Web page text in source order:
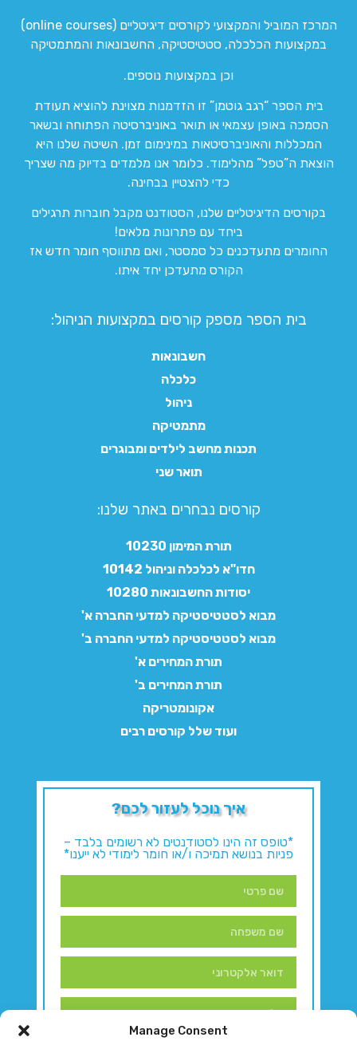
Manage Consent
המרכז המוביל והמקצועי לקורסים דיגיטליים (online courses)
במקצועות הכלכלה, סטטיסטיקה, החשבונאות והמתמטיקה
וכן במקצועות נוספים.
בית הספר “רגב גוטמן” זו הזדמנות מצוינת להוציא תעודת
הסמכה באופן עצמאי או תואר באוניברסיטה הפתוחה ובשאר
המכללות והאוניברסיטאות במינימום זמן. השיטה שלנו היא
הוצאת ה”טפל” מהלימוד. כלומר אנו מלמדים בדיוק מה שצריך
כדי להצטיין בבחינה.
בקורסים הדיגיטליים שלנו, הסטודנט מקבל חוברות תרגילים
ביחד עם פתרונות מלאים!
החומרים מתעדכנים כל סמסטר, ואם מתווסף חומר חדש אז
הקורס מתעדכן יחד איתו.
בית הספר מספק קורסים במקצועות הניהול:
חשבונאות
כלכלה
ניהול
מתמטיקה
תכנות מחשב לילדים ומבוגרים
תואר שני
קורסים נבחרים באתר שלנו:​
תורת המימון 10230
חדו"א לכלכלה וניהול 10142
יסודות החשבונאות 10280
מבוא לסטטיסטיקה למדעי החברה א'
מבוא לסטטיסטיקה למדעי החברה ב'
תורת המחירים א'
תורת המחירים ב'
אקונומטריקה
ועוד שלל קורסים רבים
איך נוכל לעזור לכם?
*טופס זה הינו לסטודנטים לא רשומים בלבד –
פניות בנושא תמיכה ו/או חומר לימודי לא ייענו*